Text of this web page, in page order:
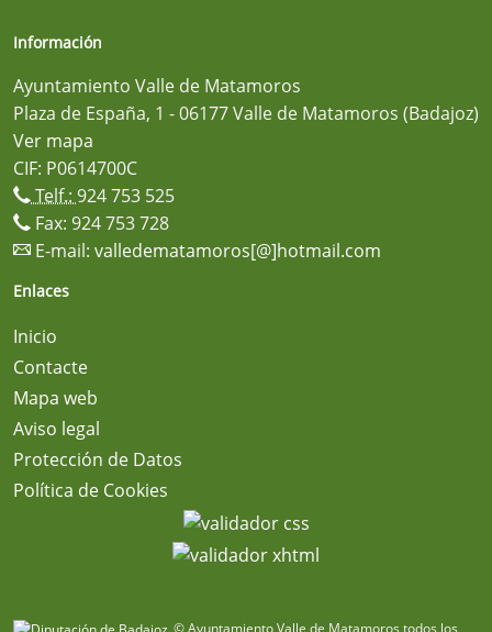
Información
Ayuntamiento Valle de Matamoros
Plaza de España, 1 - 06177 Valle de Matamoros (Badajoz)
Ver mapa
CIF: P0614700C
Telf.: 924 753 525
Fax: 924 753 728
E-mail: valledematamoros[@]hotmail.com
Enlaces
Inicio
Contacte
Mapa web
Aviso legal
Protección de Datos
Política de Cookies